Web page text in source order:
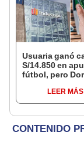
Usuaria ganó
S/14.850 en
fútbol, pero
Indecopi multó
empresa con
LEER MÁS